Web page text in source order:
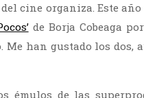
cine organiza. Este año
de Borja Cobeaga
han gustado los dos,
émulos de las